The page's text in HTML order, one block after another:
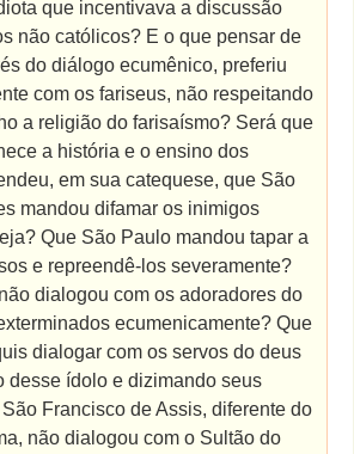
que incentivava a discussão
não católicos? E o que pensar de
do diálogo ecumênico, preferiu
com os fariseus, não respeitando
a religião do farisaísmo? Será que
a história e o ensino dos
em sua catequese, que São
mandou difamar os inimigos
Que São Paulo mandou tapar a
e repreendê-los severamente?
dialogou com os adoradores do
ecumenicamente? Que
dialogar com os servos do deus
desse ídolo e dizimando seus
Francisco de Assis, diferente do
não dialogou com o Sultão do